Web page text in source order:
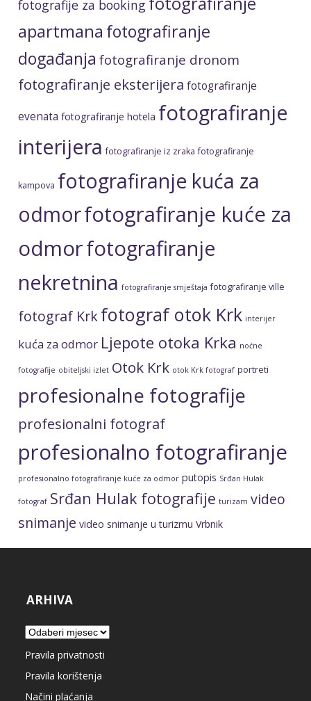
događanja
fotografiranje dronom
fotografiranje eksterijera fotografiranje
evenata fotografiranje hotela
fotografiranje
fotografiranje iz zraka fotografiranje
kampova fotografiranje kuća za
odmorfotografiranje kuće za
odmorfotografiranje
nekretnina fotografiranje smještaja fotografiranje ville
fotograf Krk
Ljepote otoka Krka
fotografije Otok Krk portreti
profesionalne fotografije
profesionalni fotograf
profesionalno fotografiranje
profesionalno fotografiranje kuće za odmor
fotograf Srđan Hulak fotografije turizam video
snimanje video snimanje u turizmu Vrbnik
Pravila korištenja
Načini plaćanja
KOLAČIĆI